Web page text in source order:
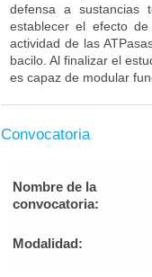
defensa a sustancias
establecer el efecto
actividad de las
bacilo. Al finalizar el
es capaz de modular
Convocatoria
Nombre de la
convocatoria:
Modalidad: